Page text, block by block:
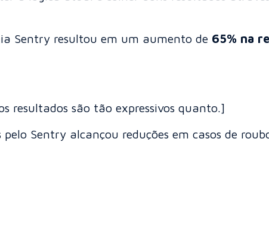
Sentry resultou em um aumento de 65% na
resultados são tão expressivos quanto.]
Sentry alcançou reduções em casos de